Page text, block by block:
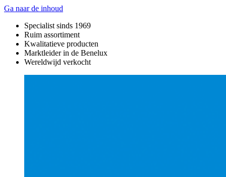
Ga naar de inhoud
Specialist sinds 1969
Ruim assortiment
Kwalitatieve producten
Marktleider in de Benelux
Wereldwijd verkocht